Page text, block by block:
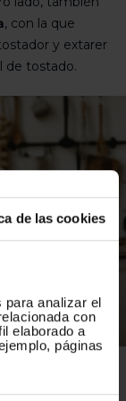
de las cookies
analizar el
con
elaborado a
páginas
, con la que
y extarer
de tostado.